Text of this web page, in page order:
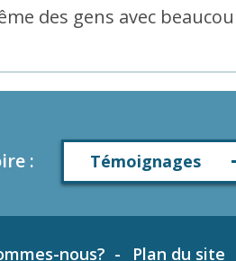
des gens avec
: Témoignages
nous? Plan du site